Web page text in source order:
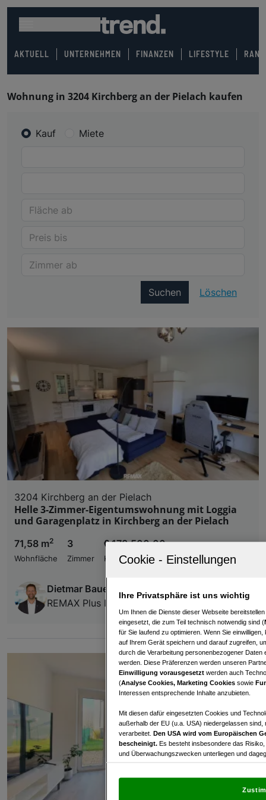
AKTUELL UNTERNEHMEN FINANZEN LIFESTYLE
Wohnung in 3204 Kirchberg an der Pielach kaufen
Kauf Miete
Suchen Löschen
3204 Kirchberg an der Pielach
Helle 3-Zimmer-Eigentumswohnung mit Loggia
und Garagenplatz in Kirchberg an der Pielach
71,58 m2
Wohnfläche
3
Zimmer
€ 178.500,00
Kaufpreis
Dietmar Bauernfried
REMAX Plus Immobilienservice GmbH
Ihre Privatsphäre ist uns wichtig
Um Ihnen die Dienste dieser Webseite
eingesetzt, die zum Teil technisch notwendig sind (
für Sie laufend zu optimieren. Wenn Sie
auf Ihrem Gerät speichern und darauf zugreifen,
durch die Verarbeitung personenbezogener
werden. Diese Präferenzen werden unseren
Einwilligung vorausgesetzt werden auch
(Analyse Cookies, Marketing Cookies sowie
Interessen entsprechende Inhalte anzubieten.
Mit diesen dafür eingesetzten Cookies und
außerhalb der EU (u.a. USA) niedergelassen
verarbeitet. Den USA wird vom Europäischen
bescheinigt. Es besteht insbesondere das
und Überwachungszwecken unterliegen und
und Widerspruch gegen die Verarbeitung auf der